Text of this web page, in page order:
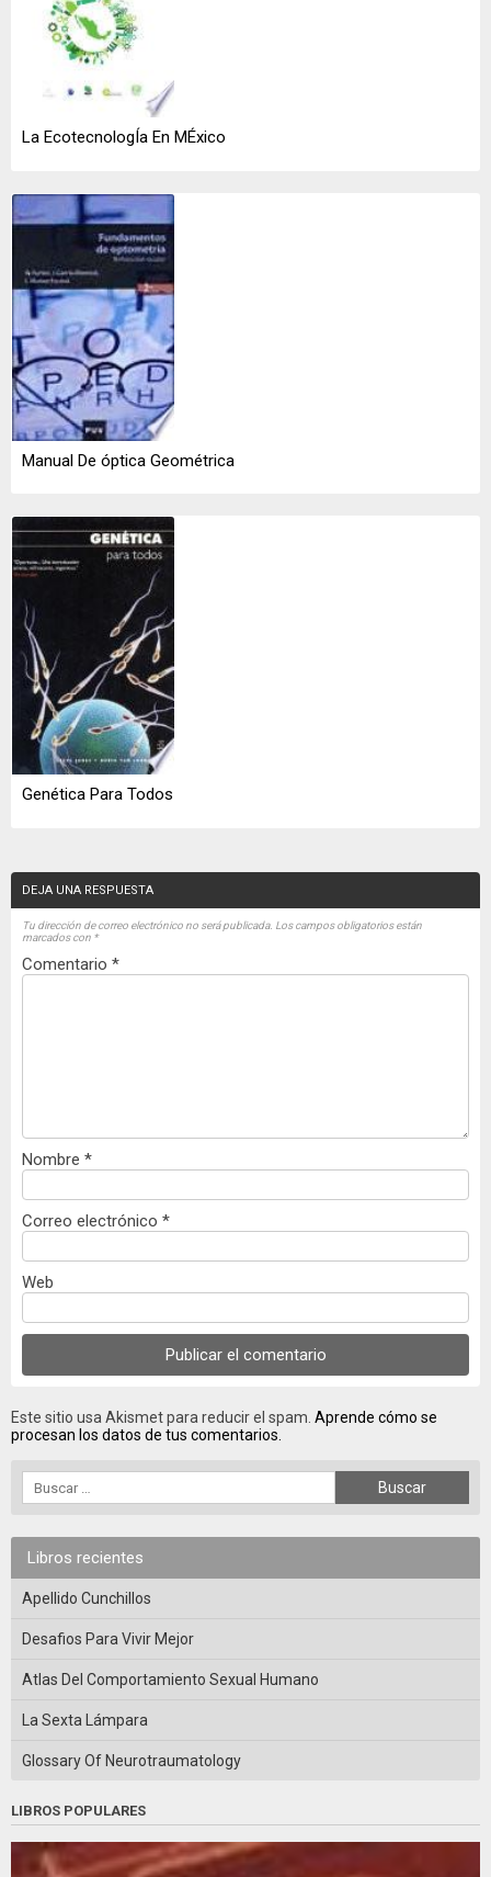
La EcotecnologÍa En MÉxico
Manual De óptica Geométrica
Genética Para Todos
DEJA UNA RESPUESTA
Tu dirección de correo electrónico no será publicada. Los campos obligatorios están
marcados con *
Comentario *
Nombre *
Correo electrónico *
Web
Este sitio usa Akismet para reducir el spam. Aprende cómo se
procesan los datos de tus comentarios.
Libros recientes
Apellido Cunchillos
Desafios Para Vivir Mejor
Atlas Del Comportamiento Sexual Humano
La Sexta Lámpara
Glossary Of Neurotraumatology
LIBROS POPULARES